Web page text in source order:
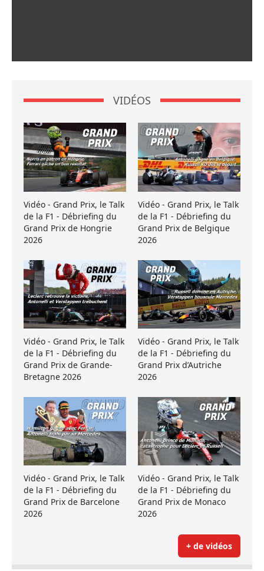
VIDÉOS
Vidéo - Grand Prix, le Talk
de la F1 - Débriefing du
Grand Prix de Hongrie
2026
Vidéo - Grand Prix, le Talk
de la F1 - Débriefing du
Grand Prix de Belgique
2026
Vidéo - Grand Prix, le Talk
de la F1 - Débriefing du
Grand Prix de Grande-
Bretagne 2026
Vidéo - Grand Prix, le Talk
de la F1 - Débriefing du
Grand Prix d’Autriche
2026
Vidéo - Grand Prix, le Talk
de la F1 - Débriefing du
Grand Prix de Barcelone
2026
Vidéo - Grand Prix, le Talk
de la F1 - Débriefing du
Grand Prix de Monaco
2026
+ de vidéos